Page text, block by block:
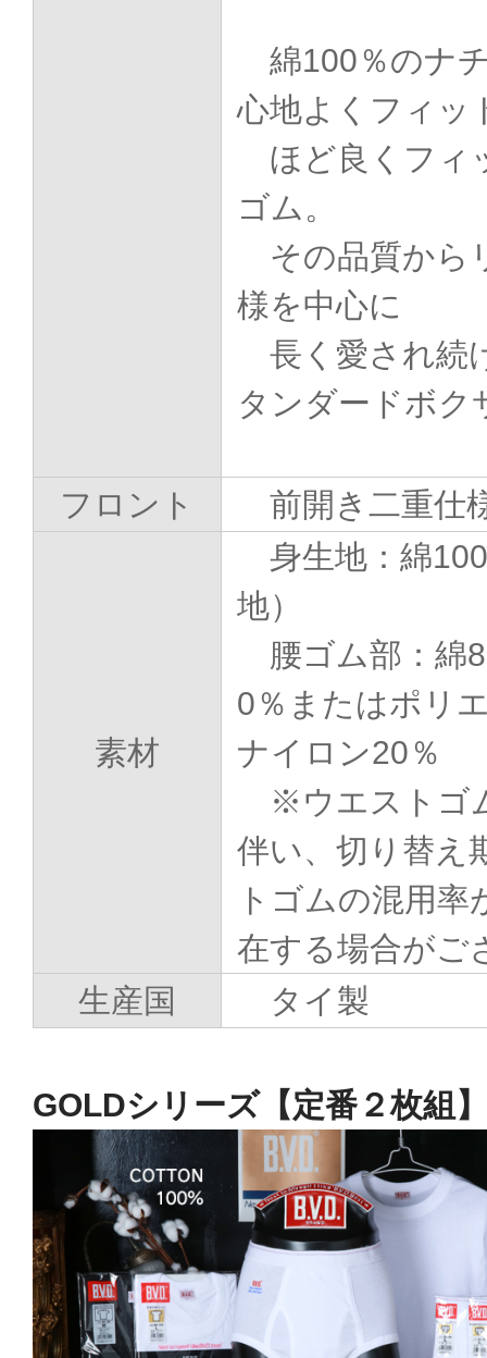
綿100％のナ
心地よくフィッ
ほど良くフィ
ゴム。
その品質から
様を中心に
長く愛され続
タンダードボク
フロント 前開き二重仕
素材
身生地：綿
地）
腰ゴム部：綿
0％またはポ
ナイロン20％
※ウエストゴ
伴い、切り替え
トゴムの混用
在する場合がご
生産国
タイ製
GOLDシリーズ【定番２枚組】